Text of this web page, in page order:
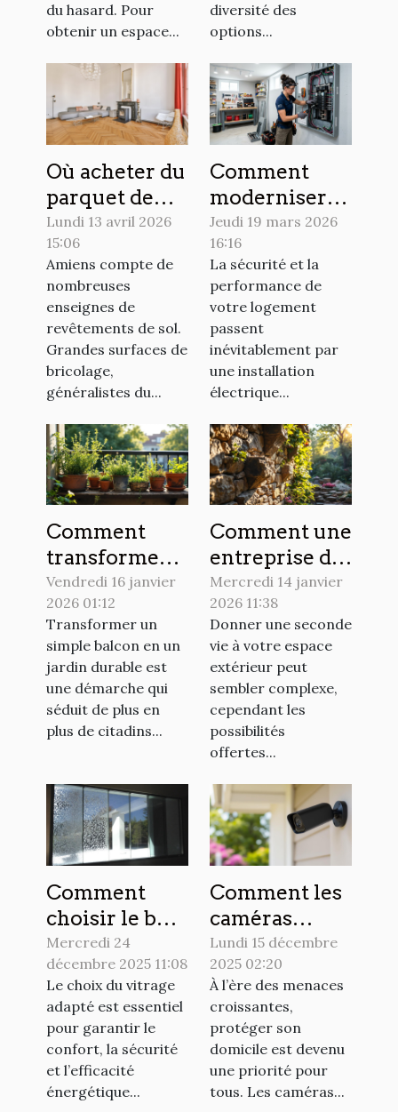
du hasard. Pour
obtenir un espace...
diversité des
options...
Où acheter du
parquet de
qualité à
Amiens ?
Lundi 13 avril 2026
15:06
Amiens compte de
nombreuses
enseignes de
revêtements de sol.
Grandes surfaces de
bricolage,
généralistes du...
Comment
moderniser
votre
installation
électrique
domestique ?
Jeudi 19 mars 2026
16:16
La sécurité et la
performance de
votre logement
passent
inévitablement par
une installation
électrique...
Comment
transformer
votre balcon
en jardin
durable ?
Vendredi 16 janvier
2026 01:12
Transformer un
simple balcon en un
jardin durable est
une démarche qui
séduit de plus en
plus de citadins...
Comment une
entreprise de
maçonnerie
peut
transformer
votre espace
extérieur ?
Mercredi 14 janvier
2026 11:38
Donner une seconde
vie à votre espace
extérieur peut
sembler complexe,
cependant les
possibilités
offertes...
Comment
choisir le bon
type de
vitrage pour
votre maison
?
Mercredi 24
décembre 2025 11:08
Le choix du vitrage
adapté est essentiel
pour garantir le
confort, la sécurité
et l’efficacité
énergétique...
Comment les
caméras
discrètes
peuvent
renforcer la
sécurité de
votre
domicile ?
Lundi 15 décembre
2025 02:20
À l’ère des menaces
croissantes,
protéger son
domicile est devenu
une priorité pour
tous. Les caméras...